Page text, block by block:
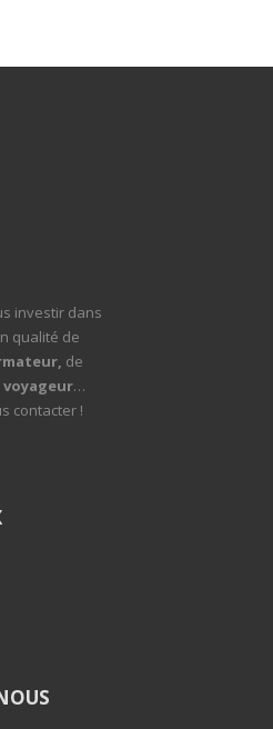
investir dans
qualité de
de
voyageur…
contacter !